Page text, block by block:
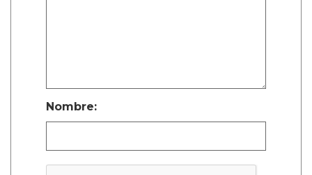
Nombre: